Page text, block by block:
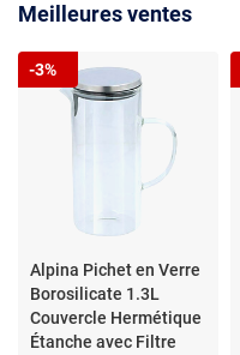
Meilleures ventes
Alpina Pichet en Verre
Borosilicate 1.3L
Couvercle Hermétique
Étanche avec Filtre
-3%